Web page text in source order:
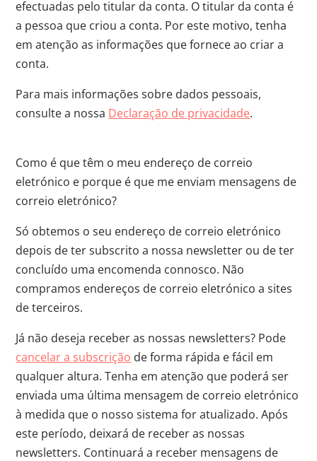
efectuadas pelo titular da conta. O titular da conta é
a pessoa que criou a conta. Por este motivo, tenha
em atenção as informações que fornece ao criar a
conta.
Para mais informações sobre dados pessoais,
consulte a nossa Declaração de privacidade.
Como é que têm o meu endereço de correio
eletrónico e porque é que me enviam mensagens de
correio eletrónico?
Só obtemos o seu endereço de correio eletrónico
depois de ter subscrito a nossa newsletter ou de ter
concluído uma encomenda connosco. Não
compramos endereços de correio eletrónico a sites
de terceiros.
Já não deseja receber as nossas newsletters? Pode
cancelar a subscrição de forma rápida e fácil em
qualquer altura. Tenha em atenção que poderá ser
enviada uma última mensagem de correio eletrónico
à medida que o nosso sistema for atualizado. Após
este período, deixará de receber as nossas
newsletters. Continuará a receber mensagens de